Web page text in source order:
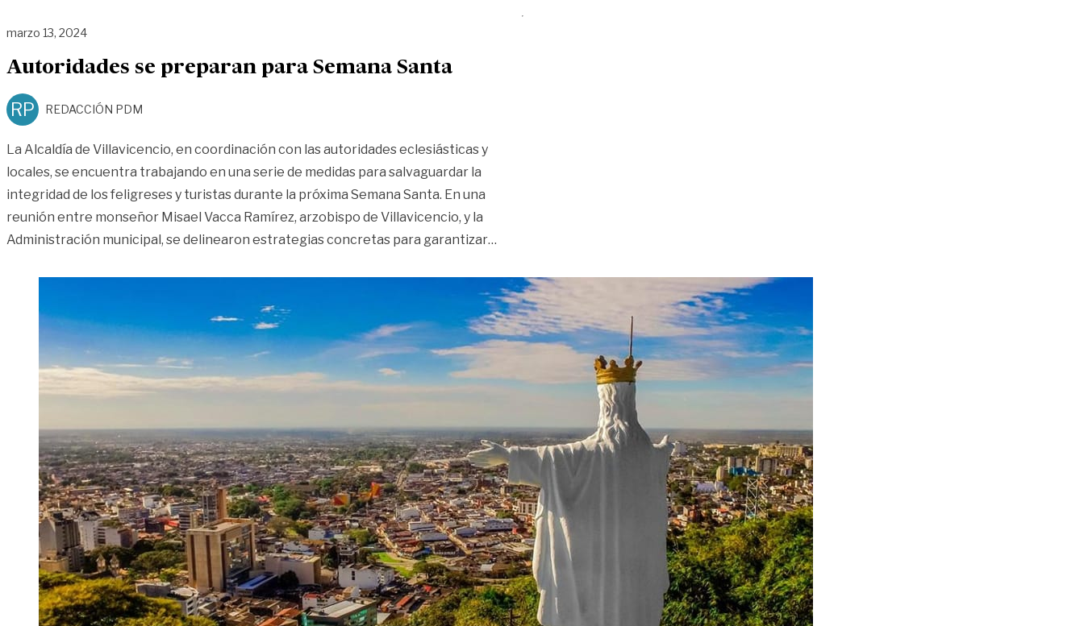
marzo 13, 2024
Autoridades se preparan para Semana Santa
RP REDACCIÓN PDM
La Alcaldía de Villavicencio, en coordinación con las autoridades eclesiásticas y
locales, se encuentra trabajando en una serie de medidas para salvaguardar la
integridad de los feligreses y turistas durante la próxima Semana Santa. En una
reunión entre monseñor Misael Vacca Ramírez, arzobispo de Villavicencio, y la
Administración municipal, se delinearon estrategias concretas para garantizar…